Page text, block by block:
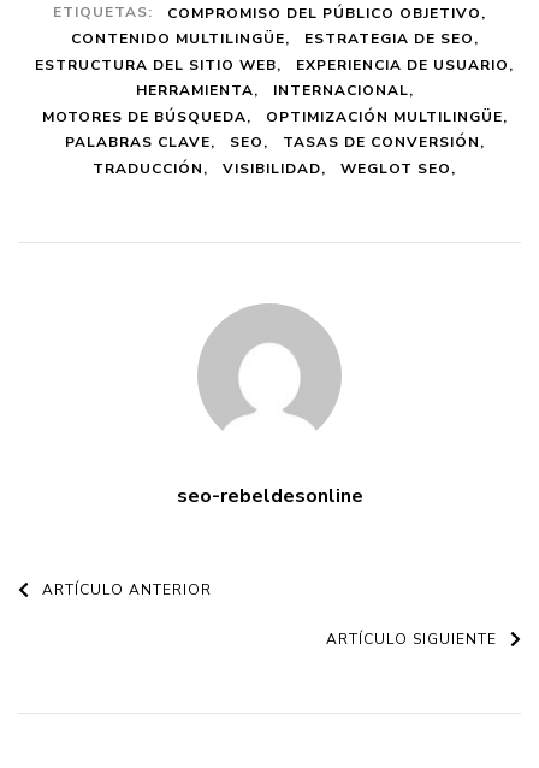
ETIQUETAS:
COMPROMISO DEL PÚBLICO OBJETIVO
CONTENIDO MULTILINGÜE
ESTRATEGIA DE SEO
ESTRUCTURA DEL SITIO WEB
EXPERIENCIA DE USUARIO
HERRAMIENTA
INTERNACIONAL
MOTORES DE BÚSQUEDA
OPTIMIZACIÓN MULTILINGÜE
PALABRAS CLAVE
SEO
TASAS DE CONVERSIÓN
TRADUCCIÓN
VISIBILIDAD WEGLOT SEO
seo-rebeldesonline
Navegación
ARTÍCULO ANTERIOR
ARTÍCULO SIGUIENTE